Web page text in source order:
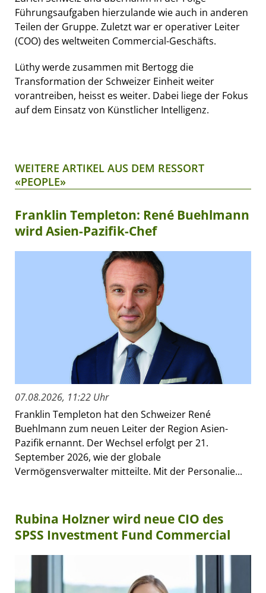
Führungsaufgaben hierzulande wie auch in anderen
Teilen der Gruppe. Zuletzt war er operativer Leiter
(COO) des weltweiten Commercial-Geschäfts.
Lüthy werde zusammen mit Bertogg die
Transformation der Schweizer Einheit weiter
vorantreiben, heisst es weiter. Dabei liege der Fokus
auf dem Einsatz von Künstlicher Intelligenz.
WEITERE ARTIKEL AUS DEM RESSORT
«PEOPLE»
Franklin Templeton: René Buehlmann
wird Asien-Pazifik-Chef
07.08.2026, 11:22 Uhr
Franklin Templeton hat den Schweizer René
Buehlmann zum neuen Leiter der Region Asien-
Pazifik ernannt. Der Wechsel erfolgt per 21.
September 2026, wie der globale
Vermögensverwalter mitteilte. Mit der Personalie...
Rubina Holzner wird neue CIO des
SPSS Investment Fund Commercial